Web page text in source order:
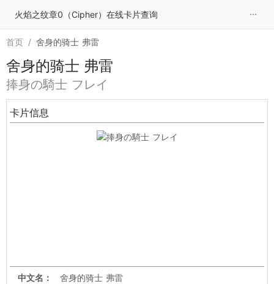
火焰之纹章0（Cipher）在线卡片查询 ···
首页 / 舍身的骑士 弗雷
舍身的骑士 弗雷
捧身の騎士 フレイ
卡片信息
中文名： 舍身的骑士 弗雷